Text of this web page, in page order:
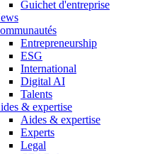
Guichet d'entreprise
Entrepreneurship
ESG
International
Digital AI
Talents
& expertise
Aides & expertise
Experts
Legal